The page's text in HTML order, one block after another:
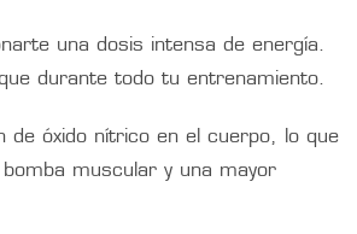
una dosis intensa de energía.
durante todo tu entrenamiento.
de óxido nítrico en el cuerpo, lo que
muscular y una mayor